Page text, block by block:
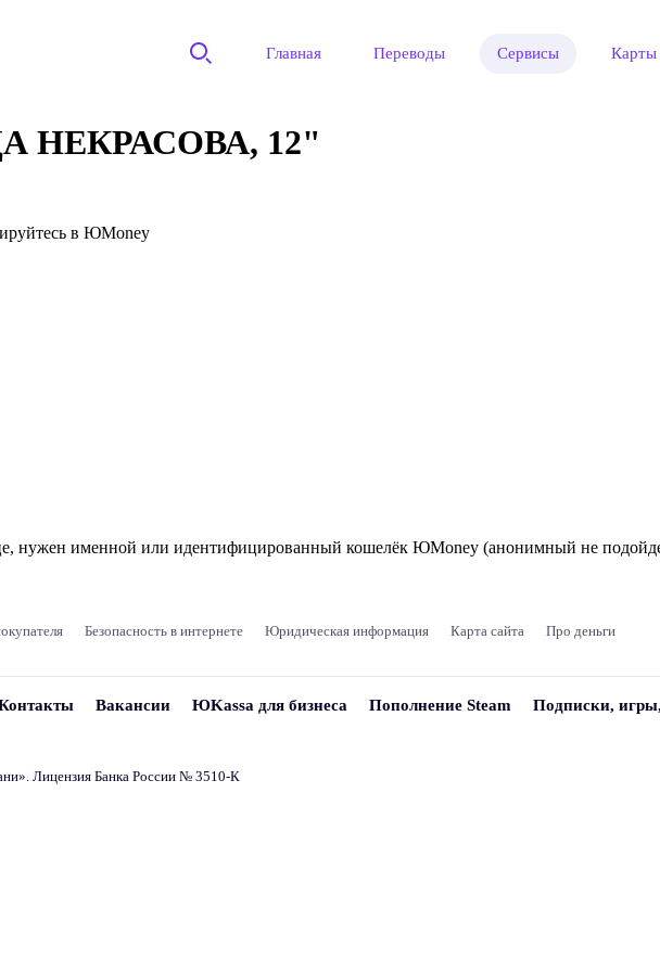
Главная Переводы Сервисы Карты
НЕКРАСОВА, 12"
в ЮMoney
нужен именной или идентифицированный кошелёк ЮMoney (анонимный не
Безопасность в интернете Юридическая информация Карта сайта Про деньги
Вакансии ЮKassa для бизнеса Пополнение Steam Подписки,
». Лицензия Банка России № 3510‑К